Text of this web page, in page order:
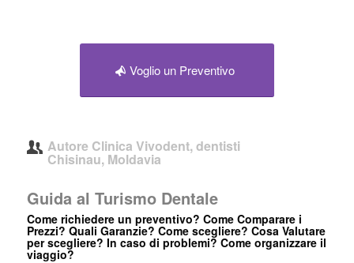
Voglio un Preventivo
Autore Clinica Vivodent, dentisti
Chisinau, Moldavia
Guida al Turismo Dentale
Come richiedere un preventivo? Come Comparare i
Prezzi? Quali Garanzie? Come scegliere? Cosa Valutare
per scegliere? In caso di problemi? Come organizzare il
viaggio?